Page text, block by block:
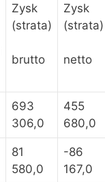
Zysk
(strata)
brutto
Zysk
(strata)
netto
693
306,0
455
680,0
81
580,0
-86
167,0